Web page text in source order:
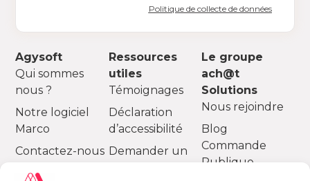
Agysoft
Qui sommes
nous ?
Notre logiciel
Marco
Contactez-nous
Ressources
utiles
Témoignages
Déclaration
d’accessibilité
Demander un
Le groupe
ach@t
Solutions
Nous rejoindre
Blog
Commande
Publique
Politique de collecte de données